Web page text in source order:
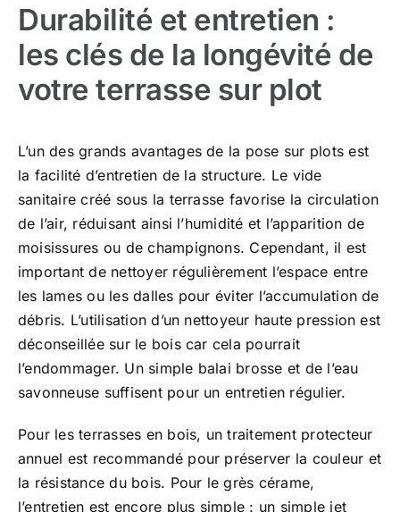
Durabilité et entretien :
les clés de la longévité de
votre terrasse sur plot
L’un des grands avantages de la pose sur plots est
la facilité d’entretien de la structure. Le vide
sanitaire créé sous la terrasse favorise la circulation
de l’air, réduisant ainsi l’humidité et l’apparition de
moisissures ou de champignons. Cependant, il est
important de nettoyer régulièrement l’espace entre
les lames ou les dalles pour éviter l’accumulation de
débris. L’utilisation d’un nettoyeur haute pression est
déconseillée sur le bois car cela pourrait
l’endommager. Un simple balai brosse et de l’eau
savonneuse suffisent pour un entretien régulier.
Pour les terrasses en bois, un traitement protecteur
annuel est recommandé pour préserver la couleur et
la résistance du bois. Pour le grès cérame,
l’entretien est encore plus simple : un simple jet